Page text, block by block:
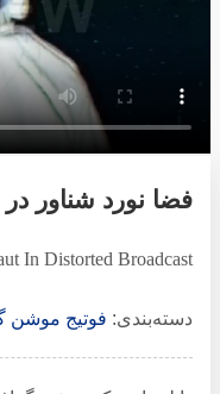
فضا نورد شناور در
In Distorted Broadcast
دسته‌بندی:فوتیج موشن